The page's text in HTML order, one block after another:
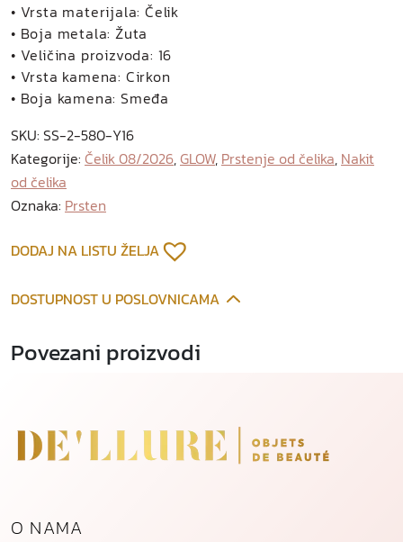
• Vrsta materijala: Čelik
• Boja metala: Žuta
• Veličina proizvoda: 16
• Vrsta kamena: Cirkon
• Boja kamena: Smeđa
SKU: SS-2-580-Y16
Kategorije: Čelik 08/2026,GLOW, Prstenje od čelika, Nakit
od čelika
Oznaka: Prsten
DODAJ NA LISTU ŽELJA
DOSTUPNOST U POSLOVNICAMA
Povezani proizvodi
O NAMA